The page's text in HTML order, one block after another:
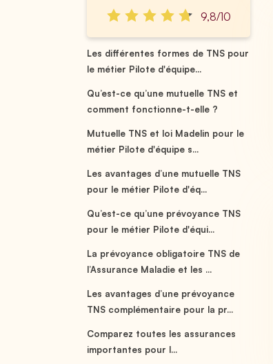
9,8/10
Les différentes formes de TNS pour
le métier Pilote d'équipe...
Qu’est-ce qu’une mutuelle TNS et
comment fonctionne-t-elle ?
Mutuelle TNS et loi Madelin pour le
métier Pilote d'équipe s...
Les avantages d’une mutuelle TNS
pour le métier Pilote d'éq...
Qu’est-ce qu’une prévoyance TNS
pour le métier Pilote d'équi...
La prévoyance obligatoire TNS de
l’Assurance Maladie et les ...
Les avantages d’une prévoyance
TNS complémentaire pour la pr...
Comparez toutes les assurances
importantes pour l...